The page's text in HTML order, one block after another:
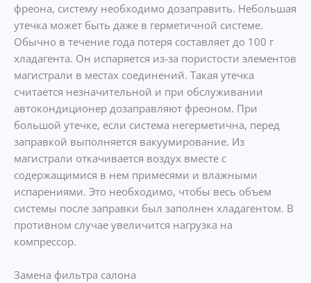
фреона, систему необходимо дозаправить. Небольшая
утечка может быть даже в герметичной системе.
Обычно в течение года потеря составляет до 100 г
хладагента. Он испаряется из-за пористости элементов
магистрали в местах соединений. Такая утечка
считается незначительной и при обслуживании
автокондиционер дозаправляют фреоном. При
большой утечке, если система негерметична, перед
заправкой выполняется вакуумирование. Из
магистрали откачивается воздух вместе с
содержащимися в нем примесями и влажными
испарениями. Это необходимо, чтобы весь объем
системы после заправки был заполнен хладагентом. В
противном случае увеличится нагрузка на
компрессор.
Замена фильтра салона